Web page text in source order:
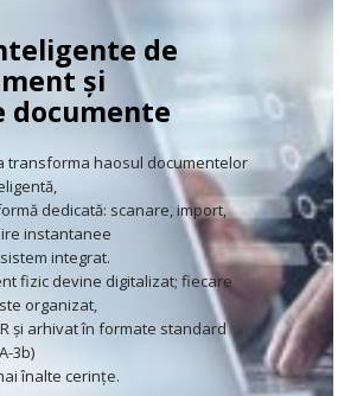
de
şi
documente
transforma haosul documentelor
dedicată: scanare, import,
instantanee
integrat.
fizic devine digitalizat; fiecare
organizat,
şi arhivat în formate standard
3b)
înalte cerinţe.